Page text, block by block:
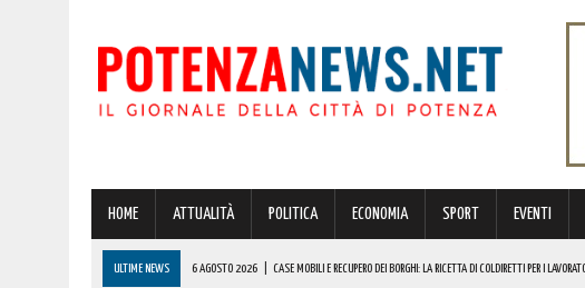
HOME ATTUALITÀ POLITICA ECONOMIA SPORT EVENTI
ULTIME NEWS 6 AGOSTO 2026 CASE MOBILI E RECUPERO DEI BORGHI: LA RICETTA DI COLDIRETTI PER I